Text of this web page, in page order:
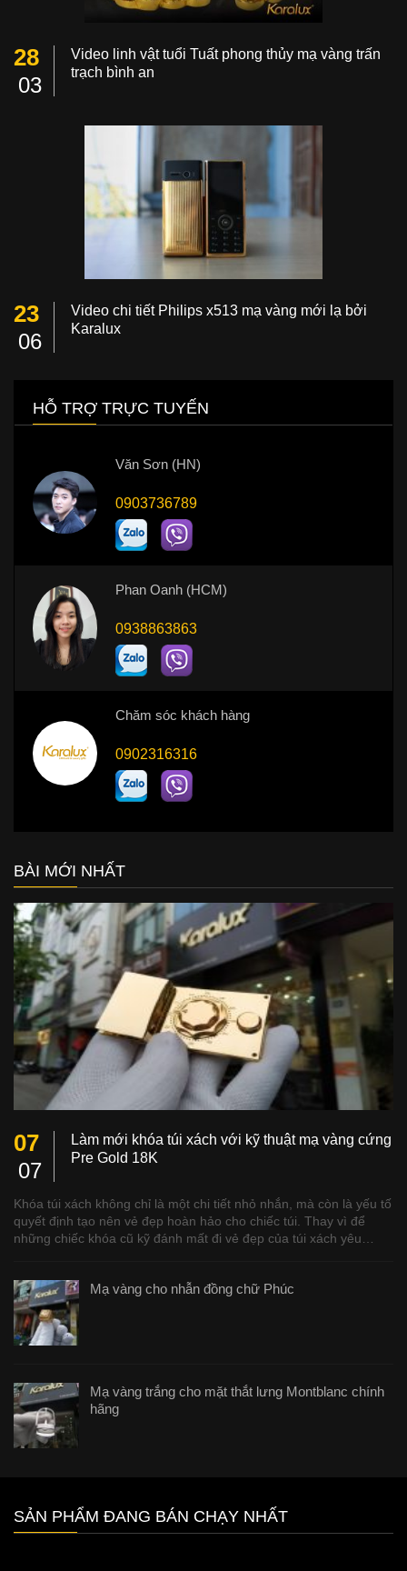
28
03
Video linh vật tuổi Tuất phong thủy mạ vàng trấn
trạch bình an
23
06
Video chi tiết Philips x513 mạ vàng mới lạ bởi
Karalux
HỖ TRỢ TRỰC TUYẾN
Văn Sơn (HN)
0903736789
Phan Oanh (HCM)
0938863863
Chăm sóc khách hàng
0902316316
BÀI MỚI NHẤT
07
07
Làm mới khóa túi xách với kỹ thuật mạ vàng cứng
Pre Gold 18K
Khóa túi xách không chỉ là một chi tiết nhỏ nhắn, mà còn là yếu tố
quyết định tạo nên vẻ đẹp hoàn hảo cho chiếc túi. Thay vì để
những chiếc khóa cũ kỹ đánh mất đi vẻ đẹp của túi xách yêu…
Mạ vàng cho nhẫn đồng chữ Phúc
Mạ vàng trắng cho mặt thắt lưng Montblanc chính
hãng
SẢN PHẨM ĐANG BÁN CHẠY NHẤT